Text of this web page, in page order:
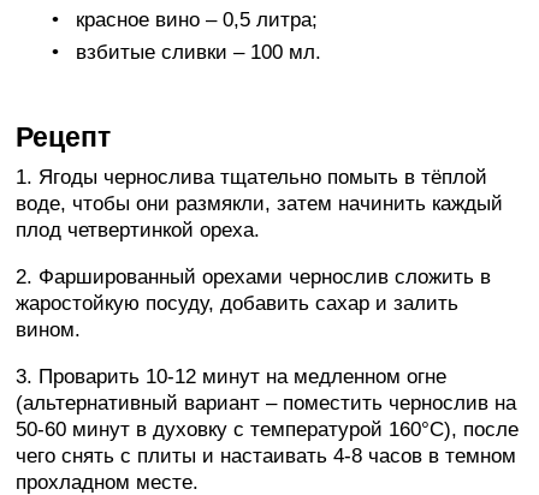
красное вино – 0,5 литра;
взбитые сливки – 100 мл.
Рецепт
1. Ягоды чернослива тщательно помыть в тёплой
воде, чтобы они размякли, затем начинить каждый
плод четвертинкой ореха.
2. Фаршированный орехами чернослив сложить в
жаростойкую посуду, добавить сахар и залить
вином.
3. Проварить 10-12 минут на медленном огне
(альтернативный вариант – поместить чернослив на
50-60 минут в духовку с температурой 160°C), после
чего снять с плиты и настаивать 4-8 часов в темном
прохладном месте.